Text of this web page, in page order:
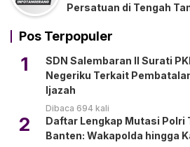
Persatuan di Tengah
Pos Terpopuler
1
SDN Salembaran II Surati
Negeriku Terkait
Ijazah
Dibaca 694 kali
2
Daftar Lengkap Mutasi Polri
Banten: Wakapolda hingga